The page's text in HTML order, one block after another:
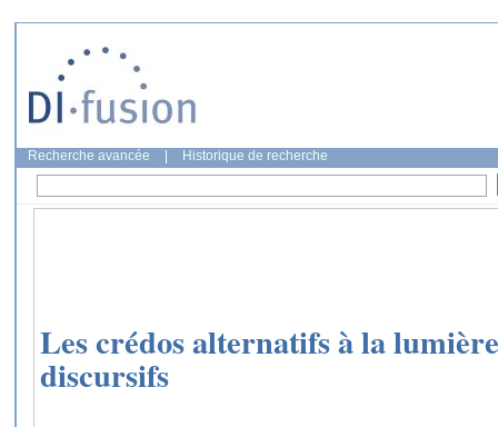
Recherche avancée Historique de recherche
Les crédos alternatifs à la
discursifs